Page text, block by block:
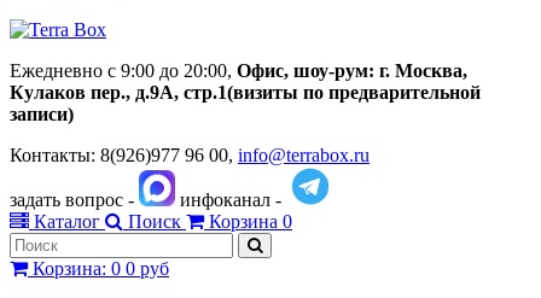
Ежедневно с 9:00 до 20:00, Офис, шоу-рум: г. Москва,
Кулаков пер., д.9А, стр.1(визиты по предварительной
записи)
Контакты: 8(926)977 96 00, info@terrabox.ru
задать вопрос -
инфоканал -
Каталог
Поиск Корзина 0
Корзина: 0 0 руб